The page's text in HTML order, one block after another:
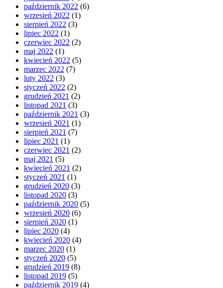
październik 2022 (6)
wrzesień 2022 (1)
sierpień 2022 (3)
lipiec 2022 (1)
czerwiec 2022 (2)
maj 2022 (1)
kwiecień 2022 (5)
marzec 2022 (7)
luty 2022 (3)
styczeń 2022 (2)
grudzień 2021 (2)
listopad 2021 (3)
październik 2021 (3)
wrzesień 2021 (1)
sierpień 2021 (7)
lipiec 2021 (1)
czerwiec 2021 (2)
maj 2021 (5)
kwiecień 2021 (2)
styczeń 2021 (1)
grudzień 2020 (3)
listopad 2020 (3)
październik 2020 (5)
wrzesień 2020 (6)
sierpień 2020 (1)
lipiec 2020 (4)
kwiecień 2020 (4)
marzec 2020 (1)
styczeń 2020 (5)
grudzień 2019 (8)
listopad 2019 (5)
październik 2019 (4)